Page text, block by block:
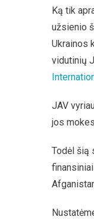
Ką tik
užsienio
Ukrainos
vidutinių
JAV
jos
Todėl šią